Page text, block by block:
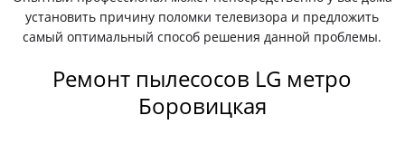
установить причину поломки телевизора и предложить
самый оптимальный способ решения данной проблемы.
Ремонт пылесосов LG метро
Боровицкая